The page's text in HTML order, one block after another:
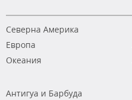
Северна Америка
Европа
Океания
Антигуа и Барбуда